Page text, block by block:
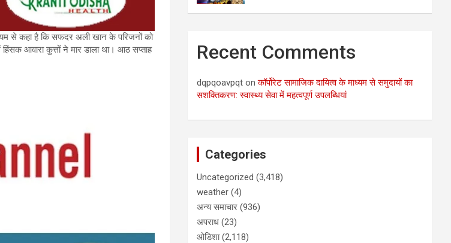
से कहा है कि सफदर अली खान के परिजनों को
आवारा कुत्तों ने मार डाला था। आठ सप्ताह
Recent Comments
dqpqoavpqt onकॉर्पोरेट सामाजिक दायित्व के माध्यम से समुदायों का
सशक्तिकरण: स्वास्थ्य सेवा में महत्वपूर्ण उपलब्धियां
Categories
Uncategorized (3,418)
weather (4)
अन्य समाचार (936)
अपराध (23)
ओडिशा(2,118)